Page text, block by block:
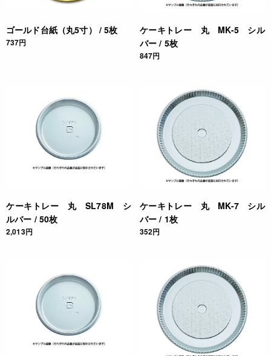
ゴールド台紙（丸5寸） / 5枚
737円
ケーキトレー 丸 MK-5 シル
バー / 5枚
847円
ケーキトレー 丸 SL78M シ
ルバー / 50枚
2,013円
ケーキトレー 丸 MK-7 シル
バー / 1枚
352円